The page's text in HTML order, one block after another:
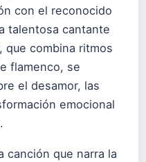
con el reconocido
talentosa cantante
que combina ritmos
flamenco, se
el desamor, las
emocional
canción que narra la